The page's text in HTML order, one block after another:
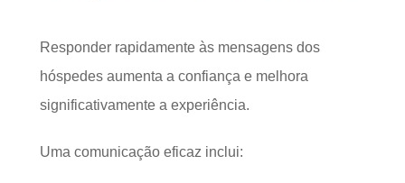
Responder rapidamente às mensagens dos
hóspedes aumenta a confiança e melhora
significativamente a experiência.
Uma comunicação eficaz inclui: